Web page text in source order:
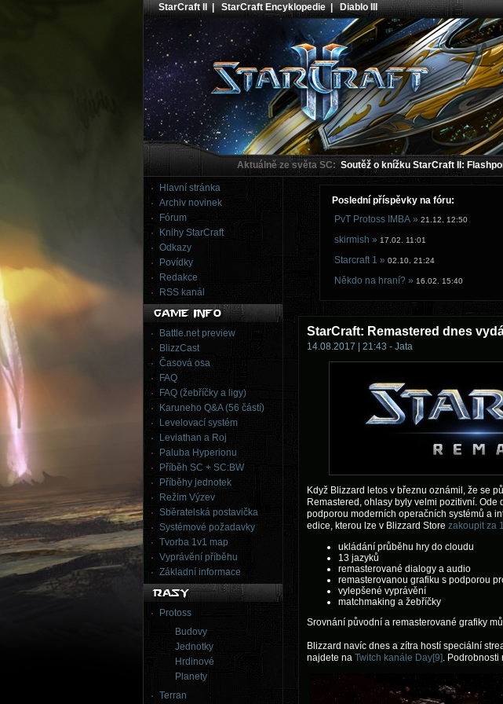
StarCraft II |StarCraft Encyklopedie|Diablo III
Aktuálně ze světa SC: Soutěž o knížku StarCraft II:
Hlavní stránka
Archiv novinek
Fórum
Knihy StarCraft
Odkazy
Povídky
Redakce
RSS kanál
Battle.net preview
BlizzCast
Časová osa
FAQ
FAQ (žebříčky a ligy)
Karuneho Q&A (56 částí)
Levelovací systém
Leviathan a Roj
Paluba Hyperionu
Příběh SC + SC:BW
Příběhy jednotek
Režim Výzev
Sběratelská postavička
Systémové požadavky
Tvorba 1v1 map
Vyprávění příběhu
Základní informace
Protoss
Budovy
Jednotky
Hrdinové
Planety
Terran
Poslední příspěvky na fóru:
PvT Protoss IMBA » 21.12. 12:50
skirmish » 17.02. 11:01
Starcraft 1 » 02.10. 21:24
Někdo na hraní? » 16.02. 15:40
StarCraft: Remastered dnes
14.08.2017 | 21:43 - Jata
Když Blizzard letos v březnu oznámil, že se
Remastered, ohlasy byly velmi pozitivní.
podporou moderních operačních systémů a
edice, kterou lze v Blizzard Store zakoupit za
ukládání průběhu hry do cloudu
13 jazyků
remasterované dialogy a audio
remasterovanou grafiku s podporou
vylepšené vyprávění
matchmaking a žebříčky
Srovnání původní a remasterované grafiky
Blizzard navíc dnes a zítra hostí speciální
najdete na Twitch kanále Day[9]. Podrobnosti